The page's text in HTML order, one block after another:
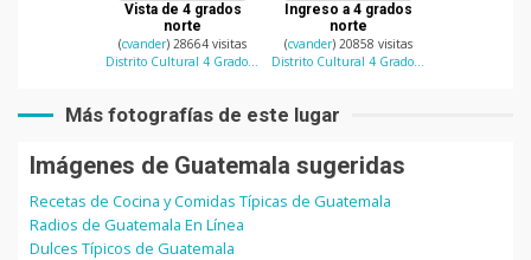
Vista de 4 grados
norte
(cvander) 28664 visitas
Distrito Cultural 4 Grados Norte
Ingreso a 4 grados
norte
(cvander) 20858 visitas
Distrito Cultural 4 Grados Norte
Más fotografías de este lugar
Imágenes de Guatemala sugeridas
Recetas de Cocina y Comidas Típicas de Guatemala
Radios de Guatemala En Línea
Dulces Típicos de Guatemala